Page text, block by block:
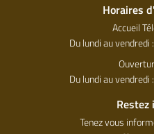
Horaires
Accueil
Du lundi au
Du lundi au
Tenez vous